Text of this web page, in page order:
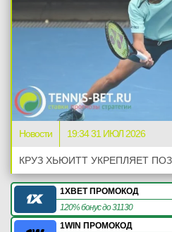
Новости 19:34 31 ИЮЛ 2026
КРУЗ ХЬЮИТТ УКРЕПЛЯЕТ
1XBET ПРОМОКОД
120% бонус до 31130
1WIN ПРОМОКОД